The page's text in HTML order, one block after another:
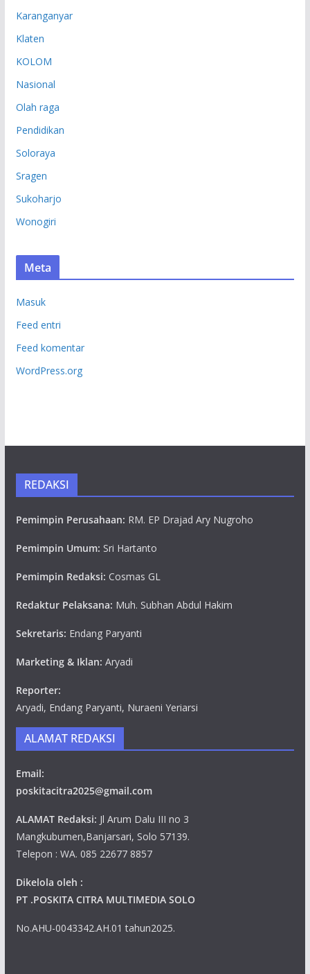
Karanganyar
Klaten
KOLOM
Nasional
Olah raga
Pendidikan
Soloraya
Sragen
Sukoharjo
Wonogiri
Meta
Masuk
Feed entri
Feed komentar
WordPress.org
REDAKSI
Pemimpin Perusahaan: RM. EP Drajad Ary Nugroho
Pemimpin Umum: Sri Hartanto
Pemimpin Redaksi: Cosmas GL
Redaktur Pelaksana: Muh. Subhan Abdul Hakim
Sekretaris: Endang Paryanti
Marketing & Iklan: Aryadi
Reporter:
Aryadi, Endang Paryanti, Nuraeni Yeriarsi
ALAMAT REDAKSI
Email:
poskitacitra2025@gmail.com
ALAMAT Redaksi: Jl Arum Dalu III no 3
Mangkubumen,Banjarsari, Solo 57139.
Telepon : WA. 085 22677 8857
Dikelola oleh :
PT .POSKITA CITRA MULTIMEDIA SOLO
No.AHU-0043342.AH.01 tahun2025.